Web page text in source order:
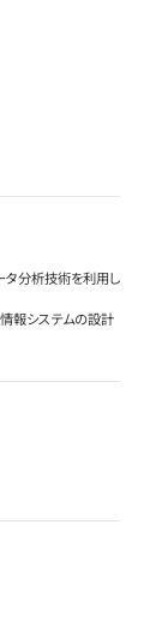
タ分析技術を利用し
情報システムの設計